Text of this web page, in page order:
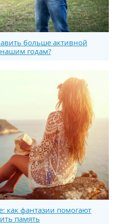
больше активной
годам?
как фантазии помогают
память